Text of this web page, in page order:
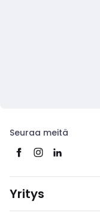
Seuraa meitä
Yritys